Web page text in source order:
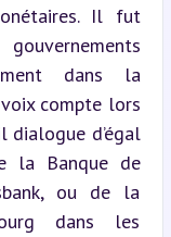
Il fut
dans la
compte lors
dialogue d’égal
la Banque de
ou de la
dans les